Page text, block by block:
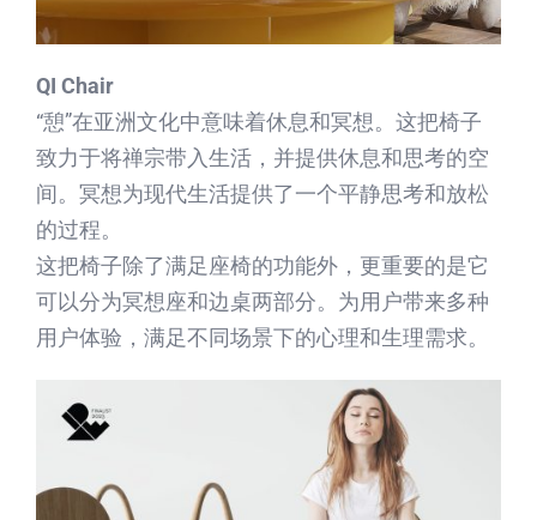
QI Chair
“憩”在亚洲文化中意味着休息和冥想。这把椅子
致力于将禅宗带入生活，并提供休息和思考的空
间。冥想为现代生活提供了一个平静思考和放松
的过程。
这把椅子除了满足座椅的功能外，更重要的是它
可以分为冥想座和边桌两部分。为用户带来多种
用户体验，满足不同场景下的心理和生理需求。